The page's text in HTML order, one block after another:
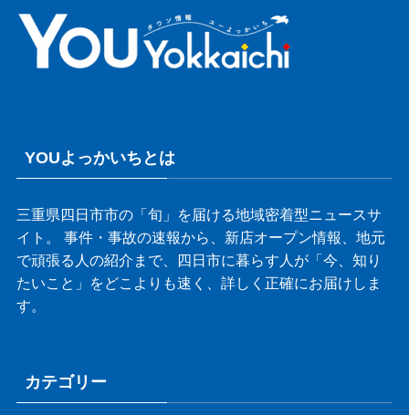
YOUよっかいちとは
三重県四日市市の「旬」を届ける地域密着型ニュースサ
イト。 事件・事故の速報から、新店オープン情報、地元
で頑張る人の紹介まで、四日市に暮らす人が「今、知り
たいこと」をどこよりも速く、詳しく正確にお届けしま
す。
カテゴリー